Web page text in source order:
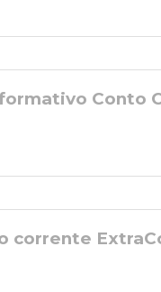
Conto
corrente